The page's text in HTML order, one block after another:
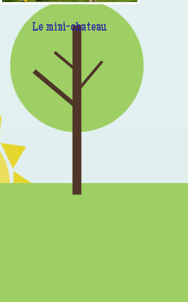
Le mini-chateau